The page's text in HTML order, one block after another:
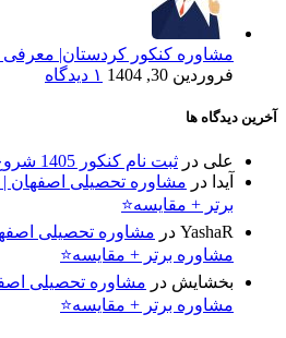
مشاوره کنکور کردستان| معرفی
فروردین 30, 1404
۱ دیدگاه
آخرین دیدگاه ها
علی در ثبت نام کنکور 1405 شروع شد
آیدا در
برتر + مقایسه⭐
YashaR در
مشاوره برتر + مقایسه⭐
بخشایش در
مشاوره برتر + مقایسه⭐